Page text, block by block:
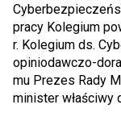
pracy Kolegium
r. Kolegium ds.
opiniodawczo-
mu Prezes Rady
minister właściwy